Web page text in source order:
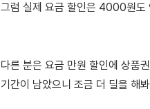
그럼 실제 요금 할인은 4000원도
다른 분은 요금 만원 할인에 상품
기간이 남았으니 조금 더 딜을 해